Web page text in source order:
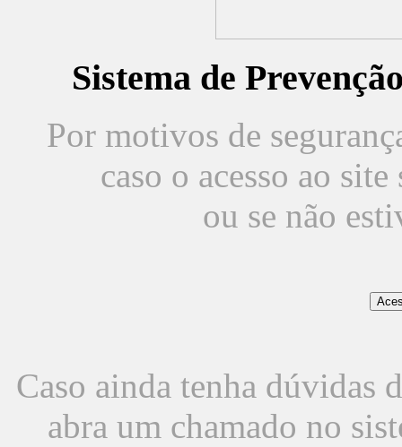
Sistema de
Por motivos de
caso o acesso ao
ou se não
Caso ainda tenha dúvidas
abra um chamado no